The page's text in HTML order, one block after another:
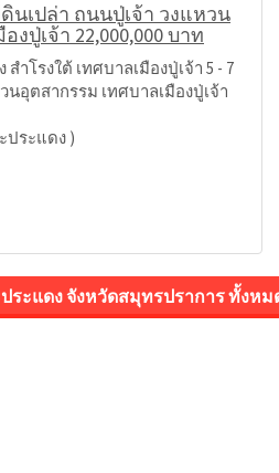
นเปล่า ถนนปู่เจ้า วงแหวน
งปู่เจ้า 22,000,000 บาท
ำโรงใต้ เทศบาลเมืองปู่เจ้า 5 - 7
อุตสากรรม เทศบาลเมืองปู่เจ้า
ประแดง )
ระแดง จังหวัดสมุทรปราการ ทั้งหม